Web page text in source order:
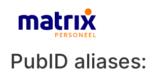
PubID aliases: